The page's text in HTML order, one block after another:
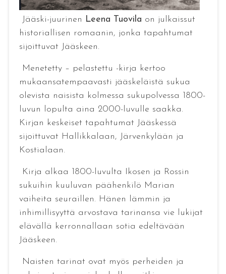
Jääski-juurinen Leena Tuovila on julkaissut
historiallisen romaanin, jonka tapahtumat
sijoittuvat Jääskeen.
Menetetty – pelastettu -kirja kertoo
mukaansatempaavasti jääskeläistä sukua
olevista naisista kolmessa sukupolvessa 1800-
luvun lopulta aina 2000-luvulle saakka.
Kirjan keskeiset tapahtumat Jääskessä
sijoittuvat Hallikkalaan, Järvenkylään ja
Kostialaan.
Kirja alkaa 1800-luvulta Ikosen ja Rossin
sukuihin kuuluvan päähenkilö Marian
vaiheita seuraillen. Hänen lämmin ja
inhimillisyyttä arvostava tarinansa vie lukijat
elävällä kerronnallaan sotia edeltävään
Jääskeen.
Naisten tarinat ovat myös perheiden ja